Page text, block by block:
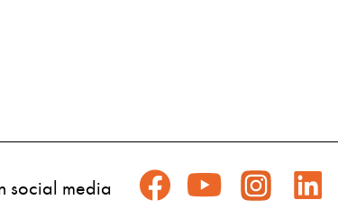
social media